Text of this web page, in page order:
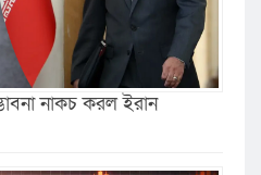
নাকচ করল ইরান